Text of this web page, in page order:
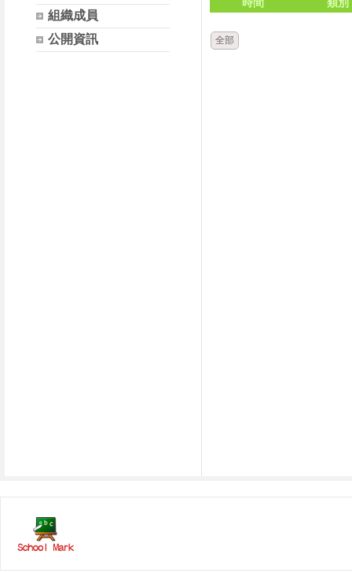
組織成員
公開資訊
全部